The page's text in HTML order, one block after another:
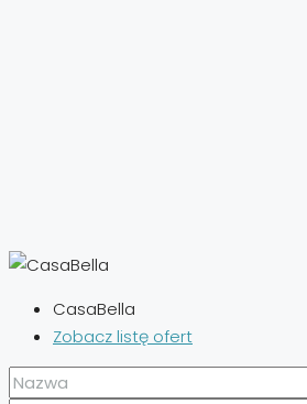
CasaBella
Zobacz listę ofert